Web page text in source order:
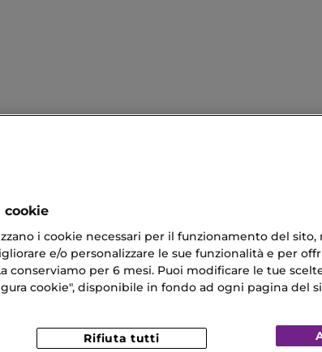
Olio Secco Corpo
Irresistible Givenchy Eau De Parfum
cookie
i cookie necessari per il funzionamento del
e/o personalizzare le sue funzionalità e per
conserviamo per 6 mesi. Puoi modificare le tue
cookie", disponibile in fondo ad ogni pagina del
Rifiuta tutti